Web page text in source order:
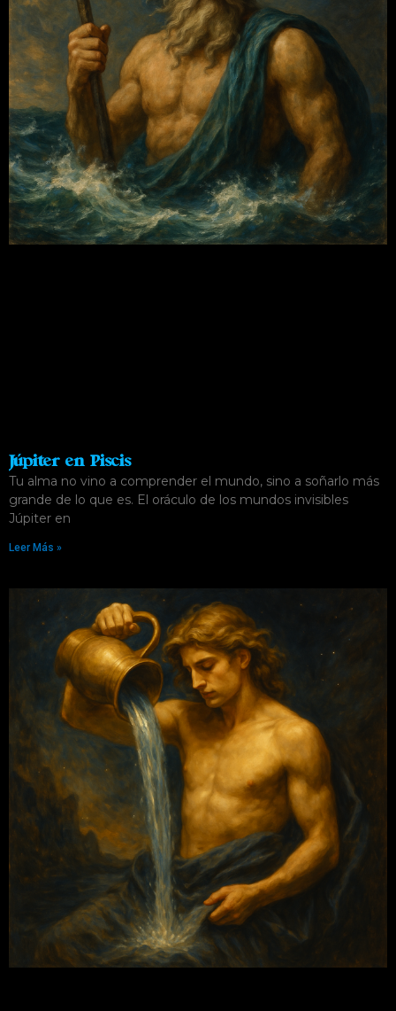
Júpiter en Piscis
Tu alma no vino a comprender el mundo, sino a soñarlo más
grande de lo que es. El oráculo de los mundos invisibles
Júpiter en
Leer Más »